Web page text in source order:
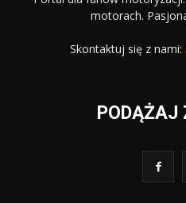
motorach.
Skontaktuj się z nami:
PODĄŻAJ